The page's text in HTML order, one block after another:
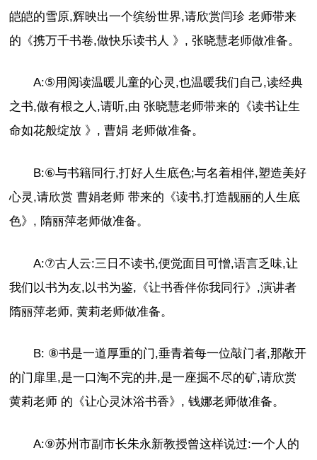
皑皑的雪原,辉映出一个缤纷世界,请欣赏闫珍 老师带来
的《携万千书卷,做快乐读书人 》, 张晓慧老师做准备。
A:⑤用阅读温暖儿童的心灵,也温暖我们自己,读经典
之书,做有根之人,请听,由 张晓慧老师带来的《读书让生
命如花般绽放 》, 曹娟 老师做准备。
B:⑥与书籍同行,打好人生底色;与名着相伴,塑造美好
心灵,请欣赏 曹娟老师 带来的《读书,打造靓丽的人生底
色》, 隋丽萍老师做准备。
A:⑦古人云:三日不读书,便觉面目可憎,语言乏味,让
我们以书为友,以书为鉴,《让书香伴你我同行》,演讲者
隋丽萍老师, 黄莉老师做准备。
B: ⑧书是一道厚重的门,垂青着每一位敲门者,那敞开
的门扉里,是一口淘不完的井,是一座掘不尽的矿,请欣赏
黄莉老师 的《让心灵沐浴书香》, 钱娜老师做准备。
A:⑨苏州市副市长朱永新教授曾这样说过:一个人的